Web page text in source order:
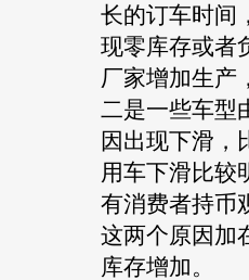
长的订车时间
现零库存或者
厂家增加生产
二是一些车型
因出现下滑，
用车下滑比较
有消费者持币
这两个原因加
库存增加。